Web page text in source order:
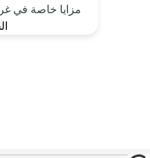
مزايا خاصة في